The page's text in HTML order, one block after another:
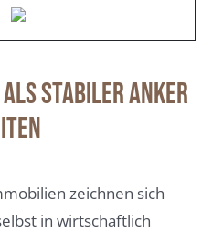
als stabiler Anker
zeichnen sich
in wirtschaftlich